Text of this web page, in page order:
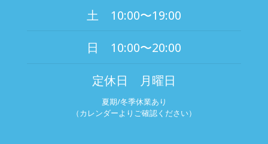
土 10:00〜19:00
日 10:00〜20:00
定休日 月曜日
夏期/冬季休業あり
（カレンダーよりご確認ください）